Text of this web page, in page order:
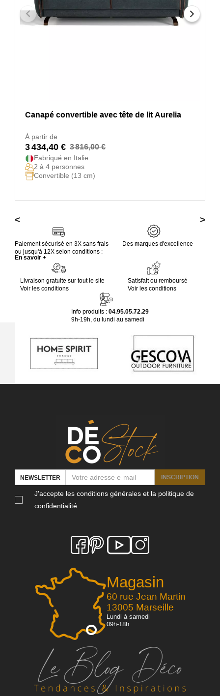
Canapé convertible avec tête de lit Aurelia
À partir de
3 434,40 € 3 816,00 €
Fabriqué en Italie
2 à 4 personnes
Convertible (13 cm)
< >
Paiement sécurisé en 3X sans frais
ou jusqu'à 12X selon conditions :
En savoir +
Des marques d'excellence
Livraison gratuite sur tout le site
Voir les conditions
Satisfait ou remboursé
Voir les conditions
Info produits : 04.95.05.72.29
9h-19h, du lundi au samedi
Magasin
60 rue Jean Martin
13005 Marseille
Lundi à samedi
09h-18h
NEWSLETTER INSCRIPTION
J'accepte les conditions générales et la politique de
confidentialité